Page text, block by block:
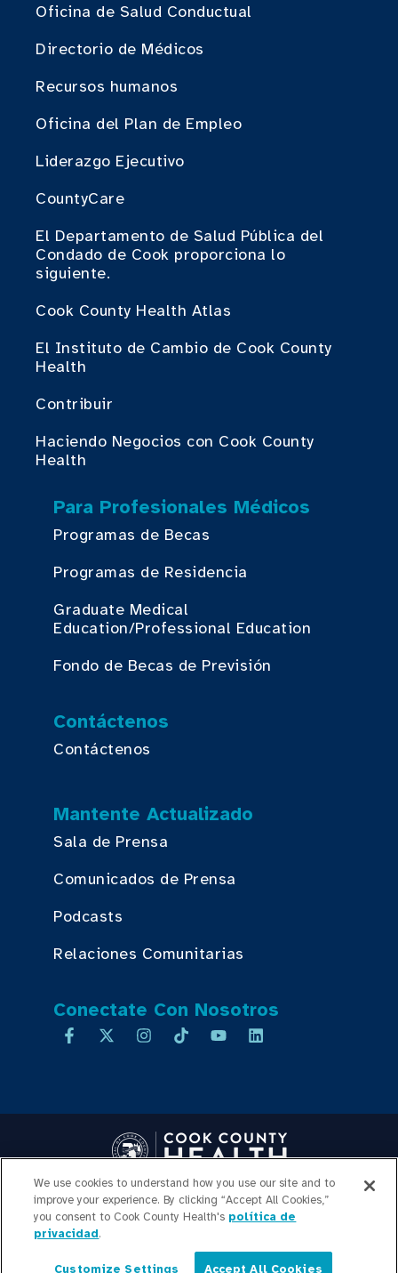
Oficina de Salud Conductual
Directorio de Médicos
Recursos humanos
Oficina del Plan de Empleo
Liderazgo Ejecutivo
CountyCare
El Departamento de Salud Pública del
Condado de Cook proporciona lo
siguiente.
Cook County Health Atlas
El Instituto de Cambio de Cook County
Health
Contribuir
Haciendo Negocios con Cook County
Health
Para Profesionales Médicos
Programas de Becas
Programas de Residencia
Graduate Medical
Education/Professional Education
Fondo de Becas de Previsión
Contáctenos
Contáctenos
Mantente Actualizado
Sala de Prensa
Comunicados de Prensa
Podcasts
Relaciones Comunitarias
Conectate Con Nosotros
Copyright © 2026 Cook County Health. All Rights Reserved.
INICIO DE SESIÓN DE
EMPLEADOS
TRANSPARENCIA DE
We use cookies to understand how you use our site and to
improve your experience. By clicking “Accept All Cookies,”
you consent to Cook County Health's política de
privacidad.
Customize Settings Accept All Cookies